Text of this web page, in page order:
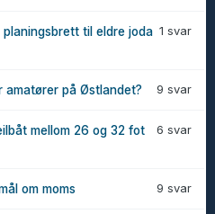
1 svar
planingsbrett til eldre joda
9 svar
amatører på Østlandet?
6 svar
mellom 26 og 32 fot
9 svar
om moms